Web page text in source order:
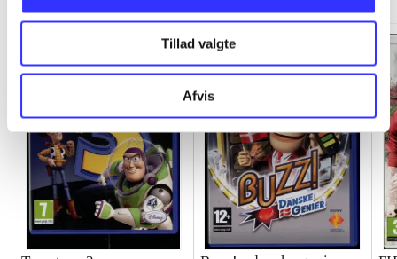
Tillad valgte
Afvis